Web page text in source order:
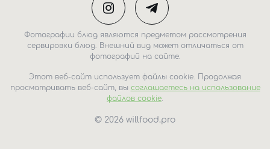
Фотографии блюд являются предметом рассмотрения
сервировки блюд. Внешний вид может отличаться от
фотографий на сайте.
Этот веб-сайт использует файлы cookie. Продолжая
просматривать веб-сайт, вы соглашаетесь на использование
файлов cookie.
© 2026 willfood.pro